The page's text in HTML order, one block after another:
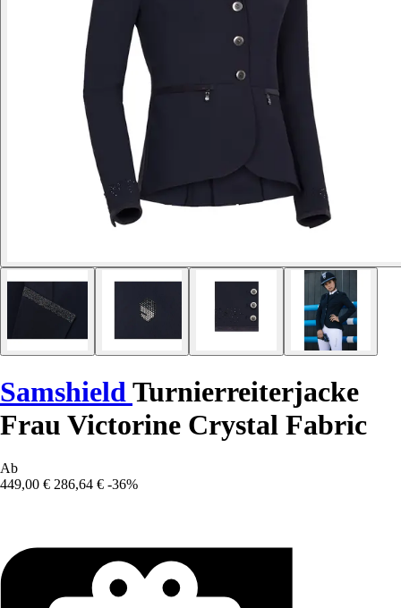
Samshield Turnierreiterjacke
Frau Victorine Crystal Fabric
Ab
449,00 € 286,64 € -36%